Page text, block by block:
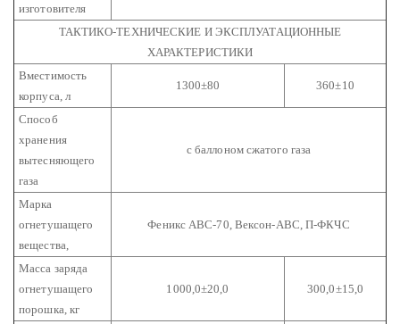
изготовителя
ТАКТИКО-ТЕХНИЧЕСКИЕ И ЭКСПЛУАТАЦИОННЫЕ
ХАРАКТЕРИСТИКИ
Вместимость
корпуса, л
1300±80 360±10
Способ
хранения
вытесняющего
газа
с баллоном сжатого газа
Марка
огнетушащего
вещества,
Феникс АВС-70, Вексон-АВС, П-ФКЧС
Масса заряда
огнетушащего
порошка, кг
1000,0±20,0 300,0±15,0